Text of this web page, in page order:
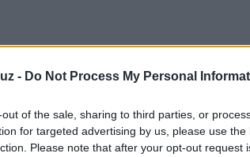
- Do Not Process My Personal
of the sale, sharing to third parties, or
for targeted advertising by us, please use
Please note that after your opt-out request